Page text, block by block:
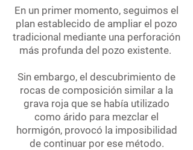
En un primer momento, seguimos el
plan establecido de ampliar el pozo
tradicional mediante una perforación
más profunda del pozo existente.
Sin embargo, el descubrimiento de
rocas de composición similar a la
grava roja que se había utilizado
como árido para mezclar el
hormigón, provocó la imposibilidad
de continuar por ese método.